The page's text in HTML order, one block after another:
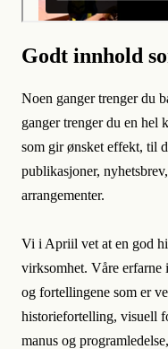
Godt innhold
Noen ganger trenger du
ganger trenger du en hel
som gir ønsket effekt, til
publikasjoner,
arrangementer.
Vi i Apriil vet at en god
virksomhet. Våre erfarne
og fortellingene som er
historiefortelling, visuell
manus og